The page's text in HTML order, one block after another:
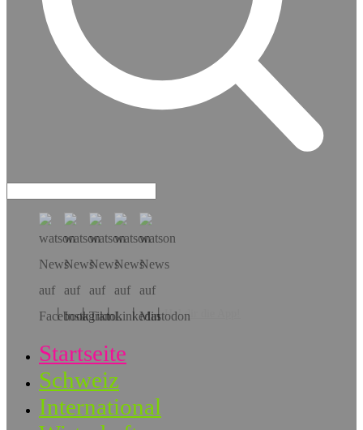
Hol dir die App!
Startseite
Schweiz
International